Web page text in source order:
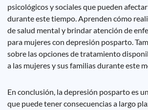
psicológicos y sociales que pueden
durante este tiempo. Aprenden cómo
de salud mental y brindar atención de
para mujeres con depresión posparto.
sobre las opciones de tratamiento
a las mujeres y sus familias durante este
En conclusión, la depresión posparto es
que puede tener consecuencias a largo